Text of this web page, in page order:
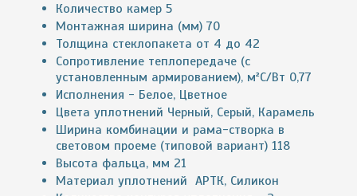
Количество камер 5
Монтажная ширина (мм) 70
Толщина стеклопакета от 4 до 42
Сопротивление теплопередаче (с
установленным армированием), м²С/Вт 0,77
Исполнения - Белое, Цветное
Цвета уплотнений Черный, Серый, Карамель
Ширина комбинации и рама-створка в
световом проеме (типовой вариант) 118
Высота фальца, мм 21
Материал уплотнений АРТК, Силикон